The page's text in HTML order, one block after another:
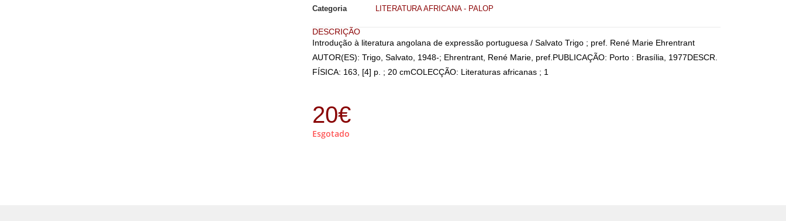
Categoria
LITERATURA AFRICANA - PALOP
DESCRIÇÃO
Introdução à literatura angolana de expressão portuguesa / Salvato Trigo ; pref. René Marie Ehrentrant
AUTOR(ES): Trigo, Salvato, 1948-; Ehrentrant, René Marie, pref.PUBLICAÇÃO: Porto : Brasília, 1977DESCR.
FÍSICA: 163, [4] p. ; 20 cmCOLECÇÃO: Literaturas africanas ; 1
20€
Esgotado